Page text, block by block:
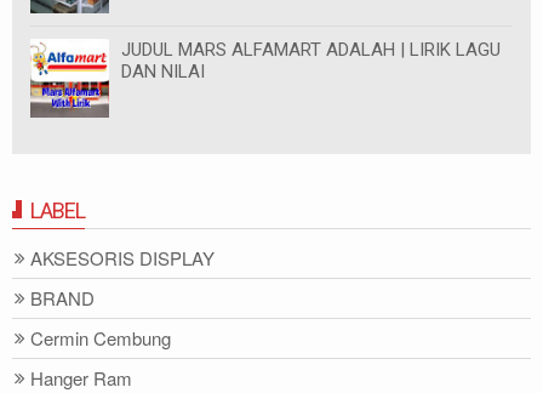
JUDUL MARS ALFAMART ADALAH | LIRIK LAGU
DAN NILAI
LABEL
AKSESORIS DISPLAY
BRAND
Cermin Cembung
Hanger Ram